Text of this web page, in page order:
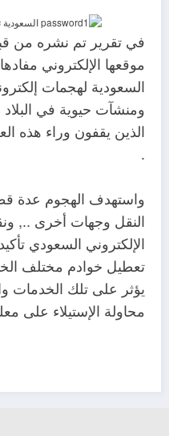
في تقرير تم نشره من
موقعها الإلكتروني
السعودية لهجمات
ومنشآت حيوية في
الذين يقفون وراء هذه
.
واستهدف الهجوم عدة
النقل وجهات أخرى ..,
الإلكتروني السعودي
تعطيل خوادم مختلف
يؤثر على تلك الخدمات
محاولة الإستيلاء على